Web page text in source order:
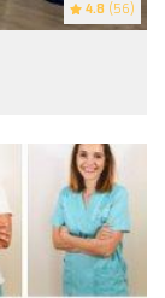
4.8 (56)